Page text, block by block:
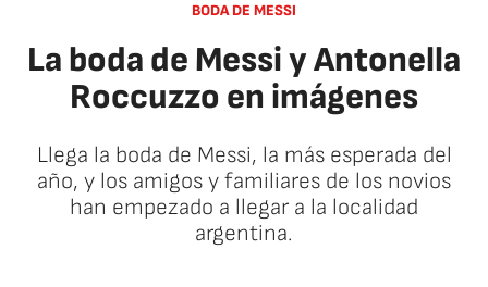
BODA DE MESSI
La boda de Messi y Antonella
Roccuzzo en imágenes
Llega la boda de Messi, la más esperada del
año, y los amigos y familiares de los novios
han empezado a llegar a la localidad
argentina.